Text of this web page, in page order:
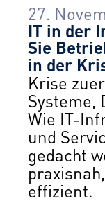
27.
IT in der
Sie
in der
Krise
Systeme,
Wie IT-
und
gedacht
effizient.